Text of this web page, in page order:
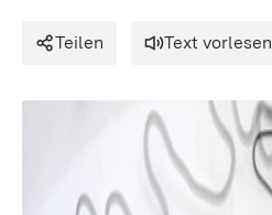
Teilen Text vorlesen